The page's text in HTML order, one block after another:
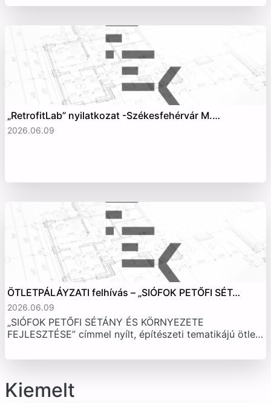
„RetrofitLab” nyilatkozat -Székesfehérvár M.…
2026.06.09
ÖTLETPÁLÁYZATI felhívás – „SIÓFOK PETŐFI SÉT…
2026.06.09
„SIÓFOK PETŐFI SÉTÁNY ÉS KÖRNYEZETE
FEJLESZTÉSE” címmel nyílt, építészeti tematikájú ötle…
Kiemelt